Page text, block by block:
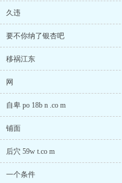
久违
要不你纳了银杏吧
移祸江东
网
自卑 po 18b n .co m
铺面
后穴 59w t.co m
一个条件